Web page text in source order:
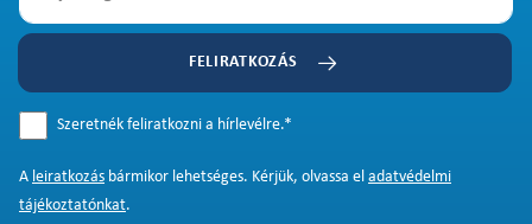
FELIRATKOZÁS
Szeretnék feliratkozni a hírlevélre.*
A leiratkozás bármikor lehetséges. Kérjük, olvassa el adatvédelmi
tájékoztatónkat.